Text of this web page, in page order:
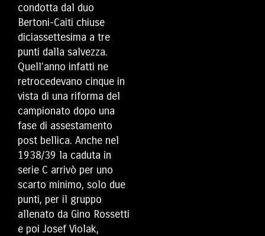
condotta dal duo
Bertoni-Caiti chiuse
diciassettesima a tre
punti dalla salvezza.
Quell’anno infatti ne
retrocedevano cinque in
vista di una riforma del
campionato dopo una
fase di assestamento
post bellica. Anche nel
1938/39 la caduta in
serie C arrivò per uno
scarto minimo, solo due
punti, per il gruppo
allenato da Gino Rossetti
e poi Josef Violak,